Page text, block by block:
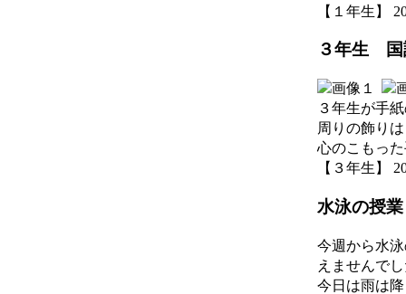
【１年生】
３年生 国
３年生が手
周りの飾り
心のこもっ
【３年生】
水泳の授業
今週から水
えませんで
今日は雨は